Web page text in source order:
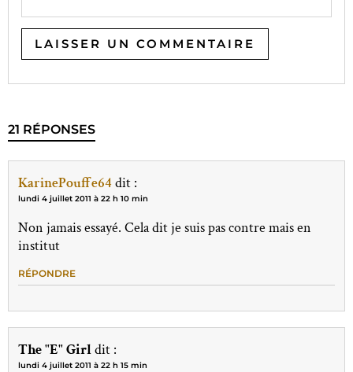
21 RÉPONSES
KarinePouffe64dit :
lundi 4 juillet 2011 à 22 h 10 min
Non jamais essayé. Cela dit je suis pas contre mais en
institut
RÉPONDRE
The "E" Girldit :
lundi 4 juillet 2011 à 22 h 15 min